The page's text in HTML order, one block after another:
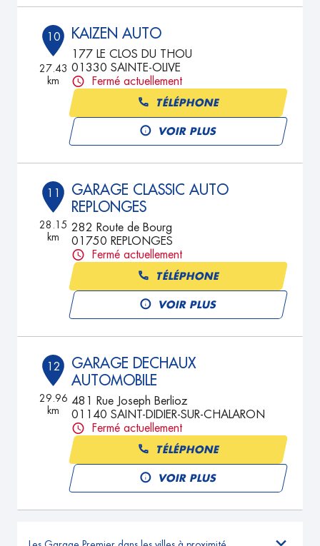
10
27.43
km
KAIZEN AUTO
177 LE CLOS DU THOU
01330 SAINTE-OLIVE
Fermé actuellement
TÉLÉPHONE
VOIR PLUS
11
28.15
km
GARAGE CLASSIC AUTO
REPLONGES
282 Route de Bourg
01750 REPLONGES
Fermé actuellement
TÉLÉPHONE
VOIR PLUS
12
29.96
km
GARAGE DECHAUX
AUTOMOBILE
481 Rue Joseph Berlioz
01140 SAINT-DIDIER-SUR-CHALARON
Fermé actuellement
TÉLÉPHONE
VOIR PLUS